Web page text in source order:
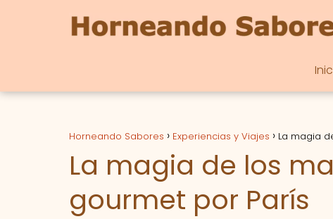
Horneando Sabores Experiencias y Viajes La magia
La magia de los
gourmet por París